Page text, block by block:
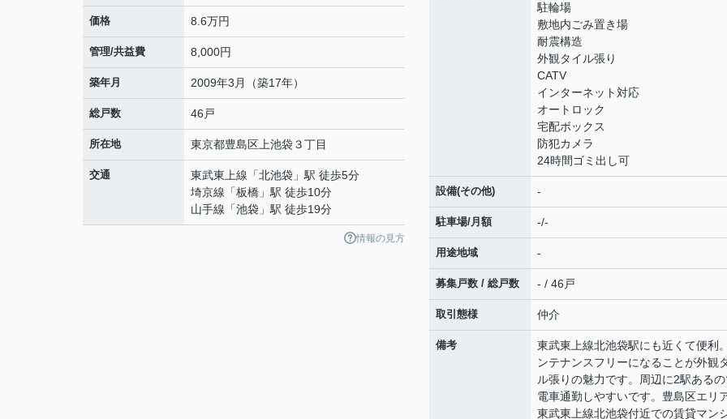
価格 8.6万円
管理/共益費 8,000円
築年月 2009年3月（築17年）
総戸数 46戸
所在地 東京都豊島区 上池袋３丁目
交通 東武東上線 「北池袋 」駅 徒歩5分
埼京線 「板橋 」駅 徒歩10分
山手線 「池袋 」駅 徒歩19分
情報の見方
駐輪場
敷地内ごみ置き場
耐震構造
外観タイル張り
CATV
インターネット対応
オートロック
宅配ボックス
防犯カメラ
24時間ゴミ出し可
設備(その他) -
駐車場/月額 -/-
用途地域 -
募集戸数 / 総戸数 - / 46戸
取引態様 仲介
備考
東武東上線北池袋駅にも近くて便利
ンテナンスフリーになることが外観
ル張りの魅力です。周辺に2駅ある
電車通勤しやすいです。豊島区エリ
東武東上線北池袋付近での賃貸マン